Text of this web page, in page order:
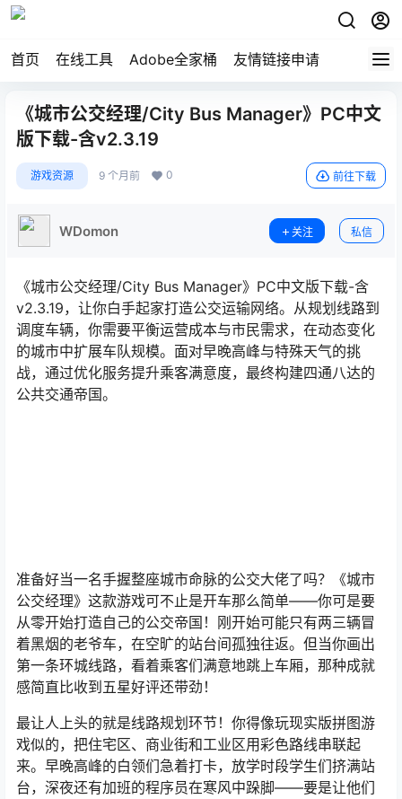
首页 在线工具 Adobe全家桶 友情链接申请
《城市公交经理/City Bus Manager》PC中文
版下载-含v2.3.19
游戏资源 9 个月前 0 前往下载
WDomon 关注 私信
《城市公交经理/City Bus Manager》PC中文版下载-含
v2.3.19，让你白手起家打造公交运输网络。从规划线路到
调度车辆，你需要平衡运营成本与市民需求，在动态变化
的城市中扩展车队规模。面对早晚高峰与特殊天气的挑
战，通过优化服务提升乘客满意度，最终构建四通八达的
公共交通帝国。
准备好当一名手握整座城市命脉的公交大佬了吗？《城市
公交经理》这款游戏可不止是开车那么简单——你可是要
从零开始打造自己的公交帝国！刚开始可能只有两三辆冒
着黑烟的老爷车，在空旷的站台间孤独往返。但当你画出
第一条环城线路，看着乘客们满意地跳上车厢，那种成就
感简直比收到五星好评还带劲！
最让人上头的就是线路规划环节！你得像玩现实版拼图游
戏似的，把住宅区、商业街和工业区用彩色路线串联起
来。早晚高峰的白领们急着打卡，放学时段学生们挤满站
台，深夜还有加班的程序员在寒风中跺脚——要是让他们